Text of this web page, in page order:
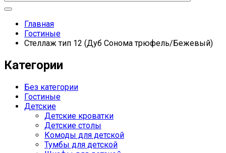
Главная
Гостиные
Стеллаж тип 12 (Дуб Сонома трюфель/Бежевый)
Категории
Без категории
Гостиные
Детские
Детские кроватки
Детские столы
Комоды для детской
Тумбы для детской